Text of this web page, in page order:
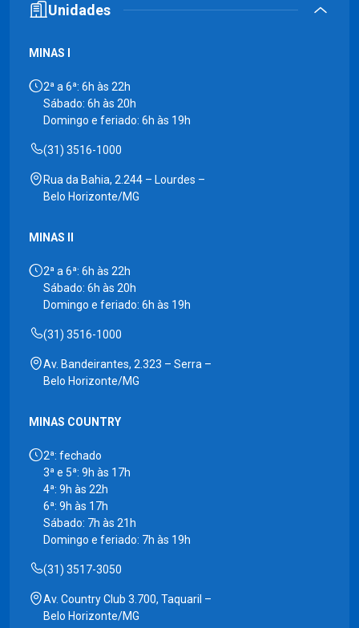
Unidades
MINAS I
2ª a 6ª: 6h às 22h
Sábado: 6h às 20h
Domingo e feriado: 6h às 19h
(31) 3516-1000
Rua da Bahia, 2.244 – Lourdes –
Belo Horizonte/MG
MINAS II
2ª a 6ª: 6h às 22h
Sábado: 6h às 20h
Domingo e feriado: 6h às 19h
(31) 3516-1000
Av. Bandeirantes, 2.323 – Serra –
Belo Horizonte/MG
MINAS COUNTRY
2ª: fechado
3ª e 5ª: 9h às 17h
4ª: 9h às 22h
6ª: 9h às 17h
Sábado: 7h às 21h
Domingo e feriado: 7h às 19h
(31) 3517-3050
Av. Country Club 3.700, Taquaril –
Belo Horizonte/MG